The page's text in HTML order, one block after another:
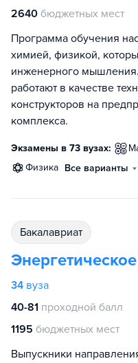
2640 бюджетных мест
Программа обучения
химией, физикой,
инженерного
работают в качестве
конструкторов на
комплекса.
Экзамены в 73 вузах:
физика Все варианты
бакалавриат
34 вуза
40-81 проходной балл
1195 бюджетных мест
Выпускники